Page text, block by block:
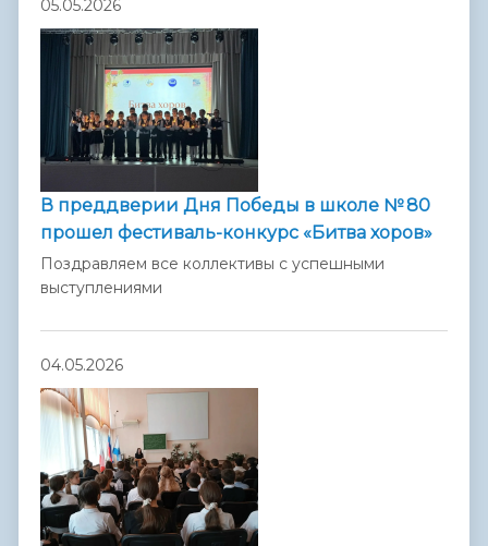
05.05.2026
В преддверии Дня Победы в школе № 80
прошел фестиваль-конкурс «Битва хоров»
Поздравляем все коллективы с успешными
выступлениями
04.05.2026